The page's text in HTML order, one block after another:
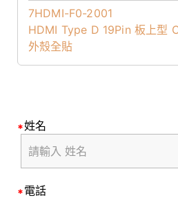
7HDMI-F0-2001
HDMI Type D 19Pin 板上型
外殼全貼
姓名
電話